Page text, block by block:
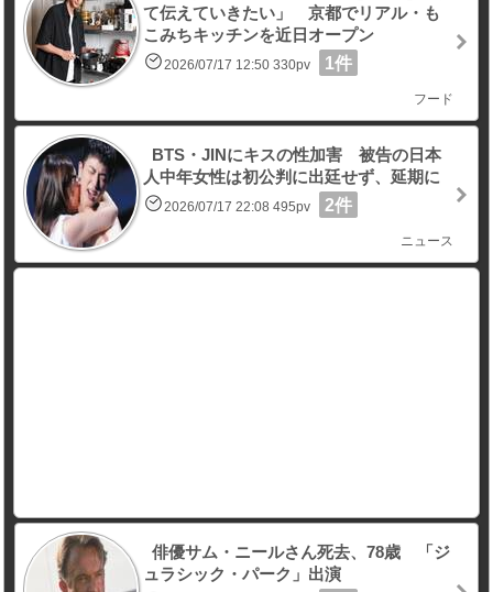
て伝えていきたい」 京都でリアル・も
こみちキッチンを近日オープン
2026/07/17 12:50 330pv 1件
フード
BTS・JINにキスの性加害 被告の日本
人中年女性は初公判に出廷せず、延期に
2026/07/17 22:08 495pv 2件
ニュース
俳優サム・ニールさん死去、78歳 「ジ
ュラシック・パーク」出演